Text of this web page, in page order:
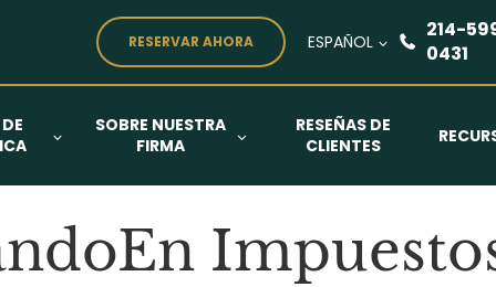
RESERVAR AHORA ESPAÑOL
214-
0431
SOBRE NUESTRA
FIRMA
RESEÑAS DE
CLIENTES